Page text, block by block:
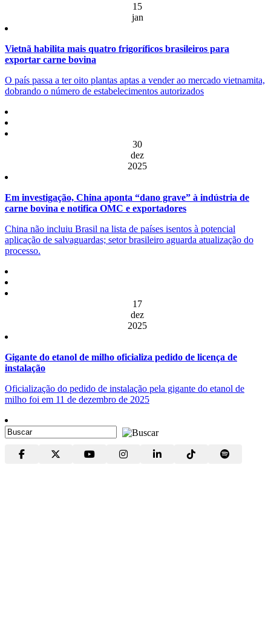
15
jan
Vietnã habilita mais quatro frigoríficos brasileiros para
exportar carne bovina
O país passa a ter oito plantas aptas a vender ao mercado vietnamita,
dobrando o número de estabelecimentos autorizados
30
dez
2025
Em investigação, China aponta “dano grave” à indústria de
carne bovina e notifica OMC e exportadores
China não incluiu Brasil na lista de países isentos à potencial
aplicação de salvaguardas; setor brasileiro aguarda atualização do
processo.
17
dez
2025
Gigante do etanol de milho oficializa pedido de licença de
instalação
Oficialização do pedido de instalação pela gigante do etanol de
milho foi em 11 de dezembro de 2025